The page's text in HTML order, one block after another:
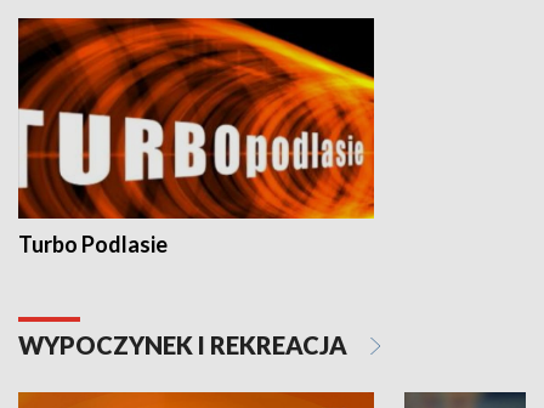
Turbo Podlasie
WYPOCZYNEK I REKREACJA